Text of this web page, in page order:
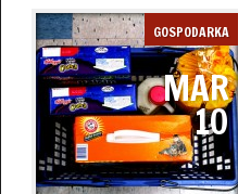
GOSPODARKA
MAR
10